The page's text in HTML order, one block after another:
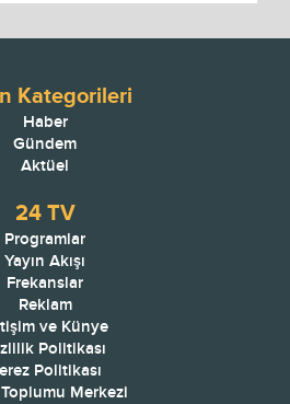
Kategorileri
Haber
Gündem
Aktüel
24 TV
Programlar
Yayın Akışı
Frekanslar
Reklam
ve Künye
Politikası
Politikası
Merkezi